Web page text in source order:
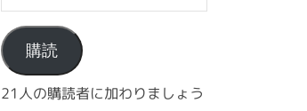
ル
ア
ド
レ
ス
購読
21人の購読者に加わりましょう